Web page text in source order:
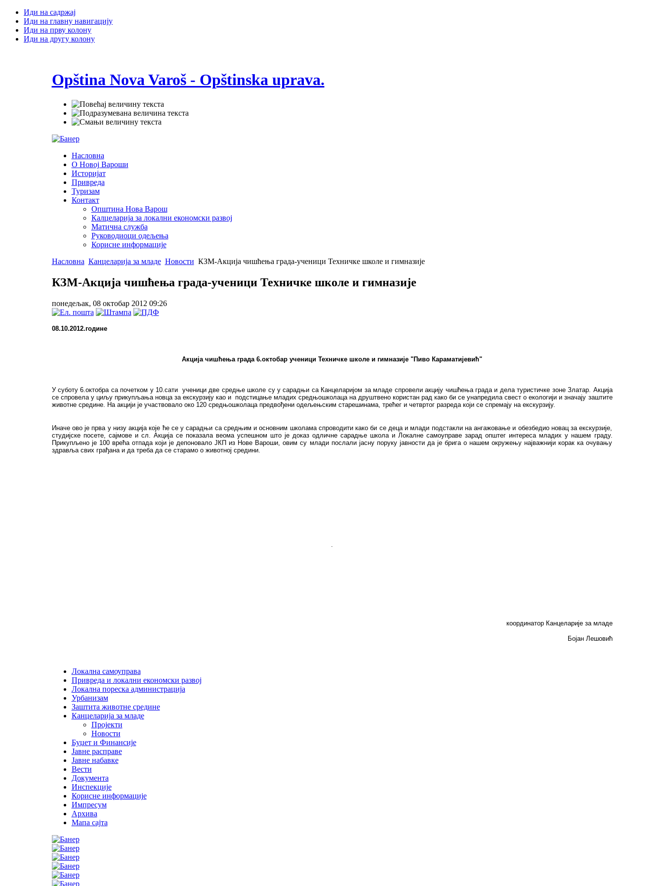
Иди на садржај
Иди на главну навигацију
Иди на прву колону
Иди на другу колону
Opština Nova Varoš - Opštinska uprava.
Насловна
О Новој Вароши
Историјат
Привреда
Туризам
Контакт
Општина Нова Варош
Калцеларија за локални економски развој
Матична служба
Руководиоци одељења
Корисне информације
Насловна Канцеларија за младе Новости КЗМ-Акција чишћења града-ученици Техничке школе и гимназије
КЗМ-Акција чишћења града-ученици Техничке школе и гимназије
понедељак, 08 октобар 2012 09:26
08.10.2012.године
Акција чишћења града 6.октобар ученици Техничке школе и гимназије "Пиво Караматијевић"
У суботу 6.октобра са почетком у 10.сати ученици две средње школе су у сарадњи са Канцеларијом за младе спровели акцију чишћења града и дела туристичке зоне Златар. Акција
се спровела у циљу прикупљања новца за екскурзију као и подстицање младих средњошколаца на друштвено користан рад како би се унапредила свест о екологији и значају заштите
животне средине. На акцији је участвовало око 120 средњошколаца предвођени одељењским старешинама, трећег и четвртог разреда који се спремају на екскурзију.
Иначе ово је прва у низу акција које ће се у сарадњи са средњим и основним школама спроводити како би се деца и млади подстакли на ангажовање и обезбедио новац за екскурзије,
студијске посете, сајмове и сл. Акција се показала веома успешном што је доказ одличне сарадње школа и Локалне самоуправе зарад општег интереса младих у нашем граду.
Прикупљено је 100 врећа отпада који је депоновало ЈКП из Нове Вароши, овим су млади послали јасну поруку јавности да је брига о нашем окружењу најважнији корак ка очувању
здравља свих грађана и да треба да се старамо о животној средини.
координатор Канцеларије за младе
Бојан Лешовић
Локална самоуправа
Привреда и локални економски развој
Локална пореска администрација
Урбанизам
Заштита животне средине
Канцеларија за младе
Пројекти
Новости
Буџет и Финансије
Јавне расправе
Јавне набавке
Вести
Документа
Инспекције
Корисне информације
Импресум
Архива
Мапа сајта